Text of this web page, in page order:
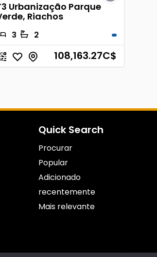
Urbanização Parque
Riachos
3 2
108,163.27C$
Quick Search
Procurar
Popular
Adicionado
recentemente
Mais relevante